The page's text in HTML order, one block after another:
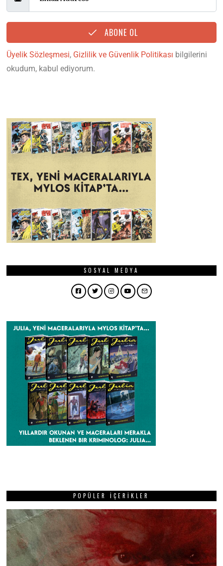
ABONE OL
Üyelik Sözleşmesi, Gizlilik ve Güvenlik Politikası bilgilerini
okudum, kabul ediyorum.
SOSYAL MEDYA
Facebook
TwitterInstagram
YouTubeEmail
POPÜLER İÇERIKLER